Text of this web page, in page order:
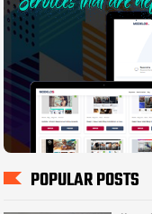
POPULAR POSTS